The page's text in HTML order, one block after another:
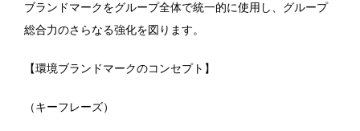
ブランドマークをグループ全体で統一的に使用し、グループ
総合力のさらなる強化を図ります。
【環境ブランドマークのコンセプト】
（キーフレーズ）